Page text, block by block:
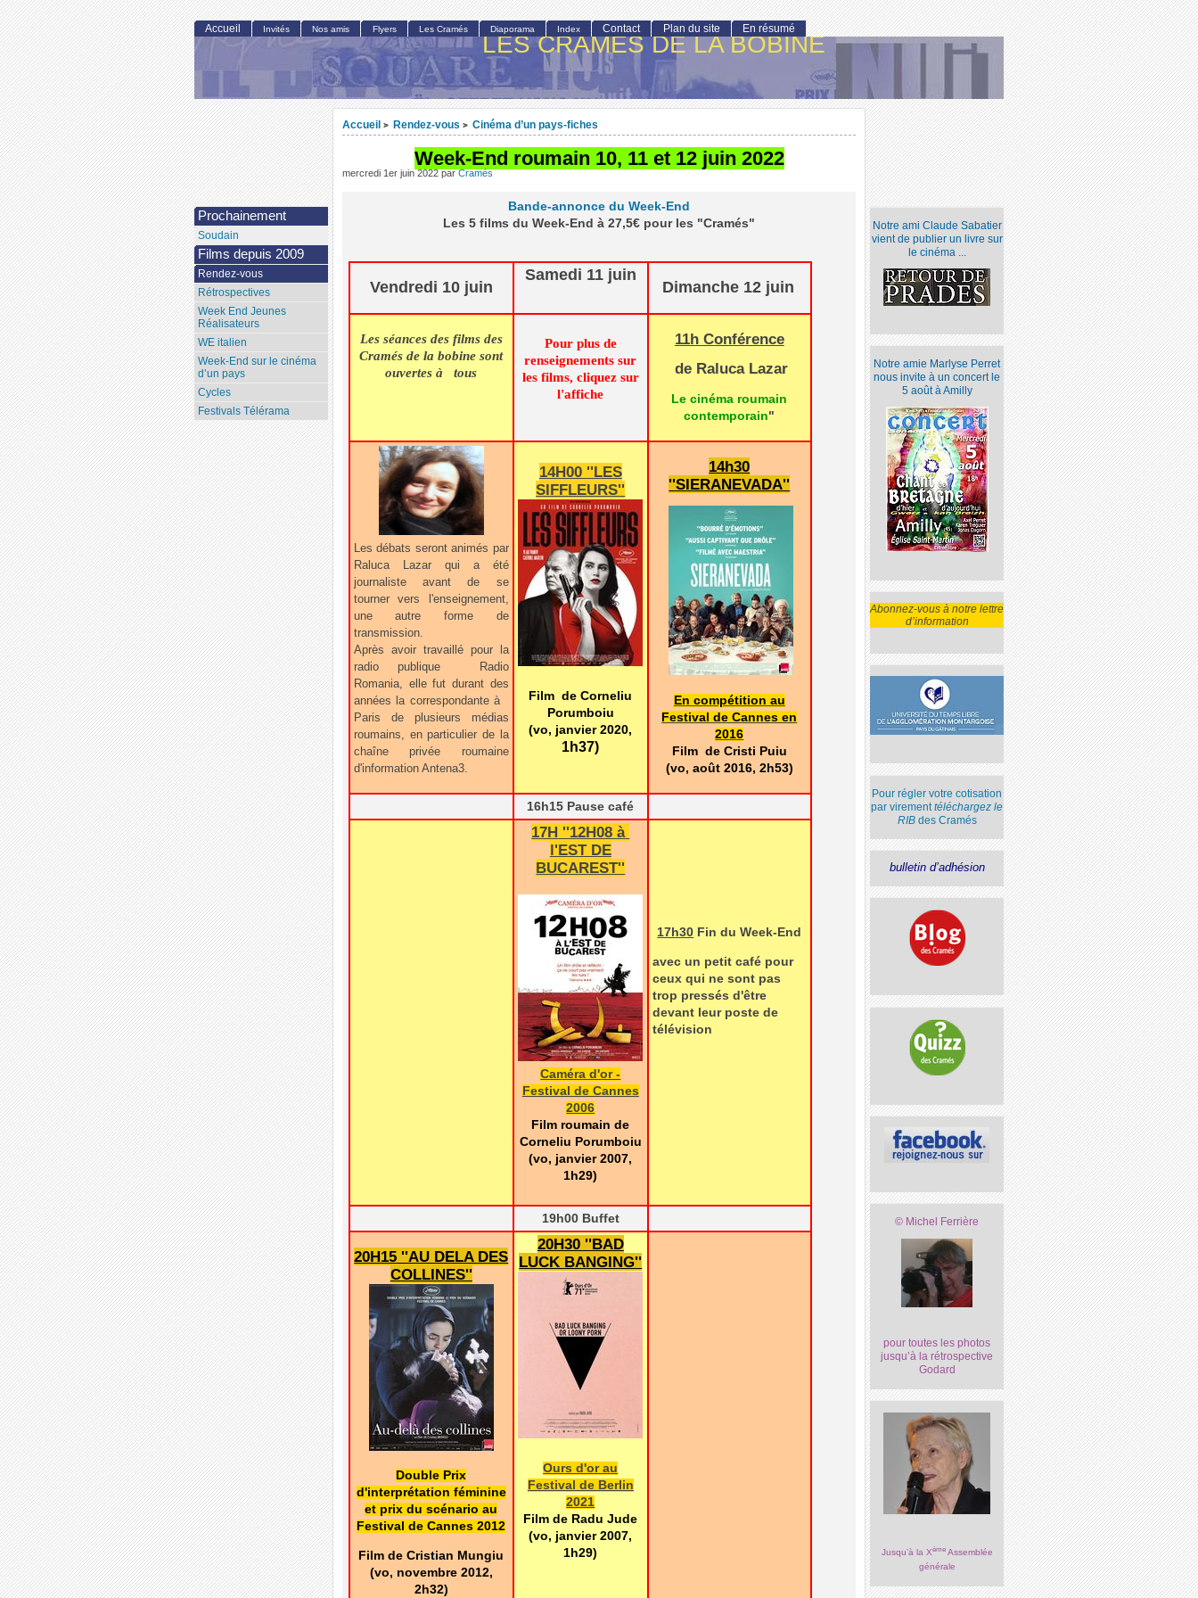
LES CRAMÉS DE LA BOBINE
Accueil > Rendez-vous > Cinéma d’un pays-fiches
Week-End roumain 10, 11 et 12 juin 2022
mercredi 1er juin 2022 par Cramés
Bande-annonce du Week-End
Les 5 films du Week-End à 27,5€ pour les "Cramés"
Vendredi 10 juin
Samedi 11 juin
Dimanche 12 juin
Les séances des films des
Cramés de la bobine sont
ouvertes à tous
Pour plus de
renseignements sur
les films, cliquez sur
l'affiche
11h Conférence
de Raluca Lazar
Le cinéma roumain
contemporain"
Les débats seront animés par
Raluca Lazar qui a été
journaliste avant de se
tourner vers l'enseignement,
une autre forme de
transmission.
Après avoir travaillé pour la
radio publique Radio
Romania, elle fut durant des
années la correspondante à
Paris de plusieurs médias
roumains, en particulier de la
chaîne privée roumaine
d'information Antena3.
14H00 ''LES
SIFFLEURS''
Film de Corneliu
Porumboiu
(vo, janvier 2020,
1h37)
14h30
''SIERANEVADA''
En compétition au
Festival de Cannes en
2016
Film de Cristi Puiu
(vo, août 2016, 2h53)
16h15 Pause café
17H ''12H08 à
l'EST DE
BUCAREST''
Caméra d'or -
Festival de Cannes
2006
Film roumain de
Corneliu Porumboiu
(vo, janvier 2007,
1h29)
17h30 Fin du Week-End
avec un petit café pour
ceux qui ne sont pas
trop pressés d'être
devant leur poste de
télévision
19h00 Buffet
20H15 ''AU DELA DES
COLLINES''
Double Prix
d'interprétation féminine
et prix du scénario au
Festival de Cannes 2012
Film de Cristian Mungiu
(vo, novembre 2012,
2h32)
20H30 ''BAD
LUCK BANGING''
Ours d'or au
Festival de Berlin
2021
Film de Radu Jude
(vo, janvier 2007,
1h29)
Notre ami Claude Sabatier
vient de publier un livre sur
le cinéma ...
Notre amie Marlyse Perret
nous invite à un concert le
5 août à Amilly
Abonnez-vous à notre lettre
d’information
Pour régler votre cotisation
par virementtéléchargez le
RIBdes Cramés
bulletin d’adhésion
© Michel Ferrière
pour toutes les photos
jusqu’à la rétrospective
Godard
Jusqu’à la XèmeAssemblée
générale
Accueil Invités Nos amis Flyers Les Cramés Diaporama Index Contact Plan du site En résumé
Prochainement
Soudain
Films depuis 2009
Rendez-vous
Rétrospectives
Week End Jeunes
Réalisateurs
WE italien
Week-End sur le cinéma
d’un pays
Cycles
Festivals Télérama